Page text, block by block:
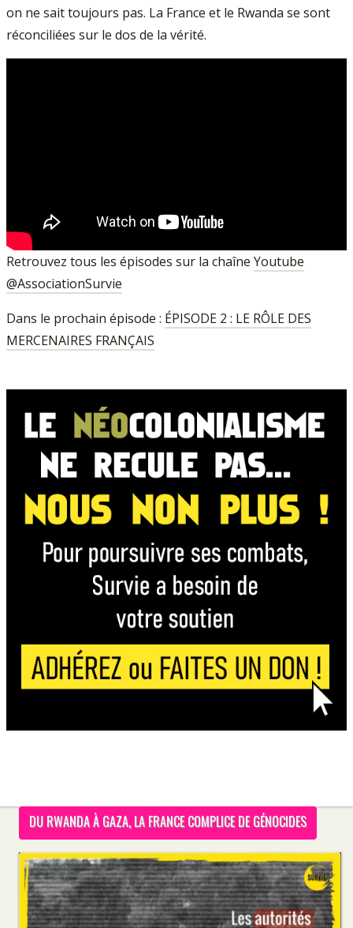
on ne sait toujours pas. La France et le Rwanda se sont
réconciliées sur le dos de la vérité.
Retrouvez tous les épisodes sur la chaîne Youtube
@AssociationSurvie
Dans le prochain épisode : ÉPISODE 2 : LE RÔLE DES
MERCENAIRES FRANÇAIS
DU RWANDA À GAZA, LA FRANCE COMPLICE DE GÉNOCIDES